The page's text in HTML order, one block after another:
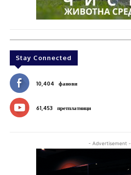
Stay Connected
10,404 фанови
61,453 претплатници
- Advertisement -